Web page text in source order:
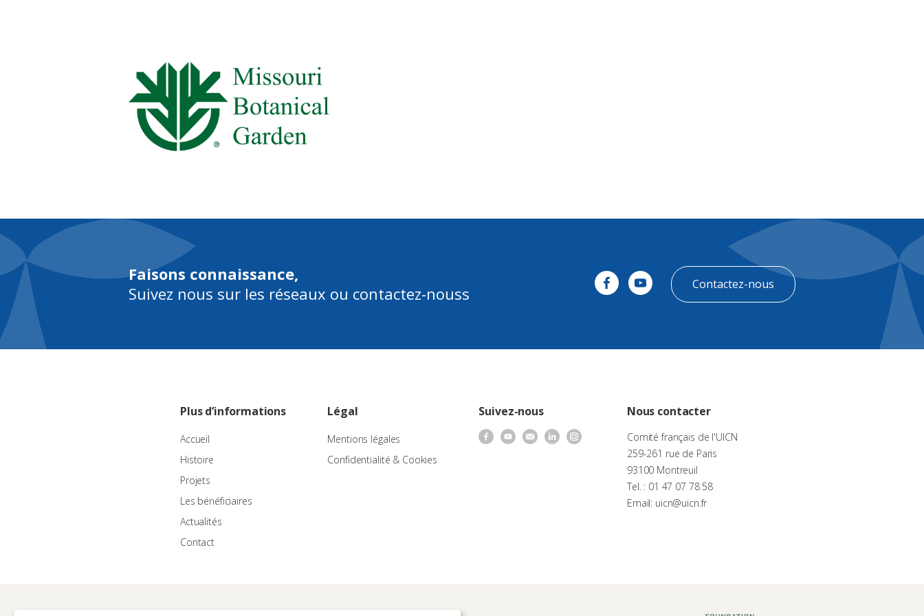
Faisons connaissance,
Suivez nous sur les réseaux ou contactez-nouss
Contactez-nous
Plus d’informations
Accueil
Histoire
Projets
Les bénéficiaires
Actualités
Contact
Légal
Mentions légales
Confidentialité & Cookies
Suivez-nous Nous contacter
Comité français de l'UICN
259-261 rue de Paris
93100 Montreuil
Tel. : 01 47 07 78 58
Email: uicn@uicn.fr